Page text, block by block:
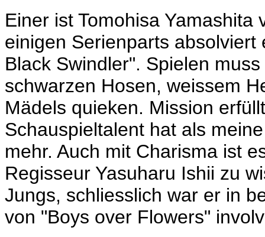
Einer ist Tomohisa Yamashita
einigen Serienparts
Black Swindler". Spielen
schwarzen Hosen, weissem
Mädels quieken. Mission
Schauspieltalent hat als
mehr. Auch mit Charisma ist
Regisseur Yasuharu Ishii zu
Jungs, schliesslich war er in
von "Boys over Flowers"